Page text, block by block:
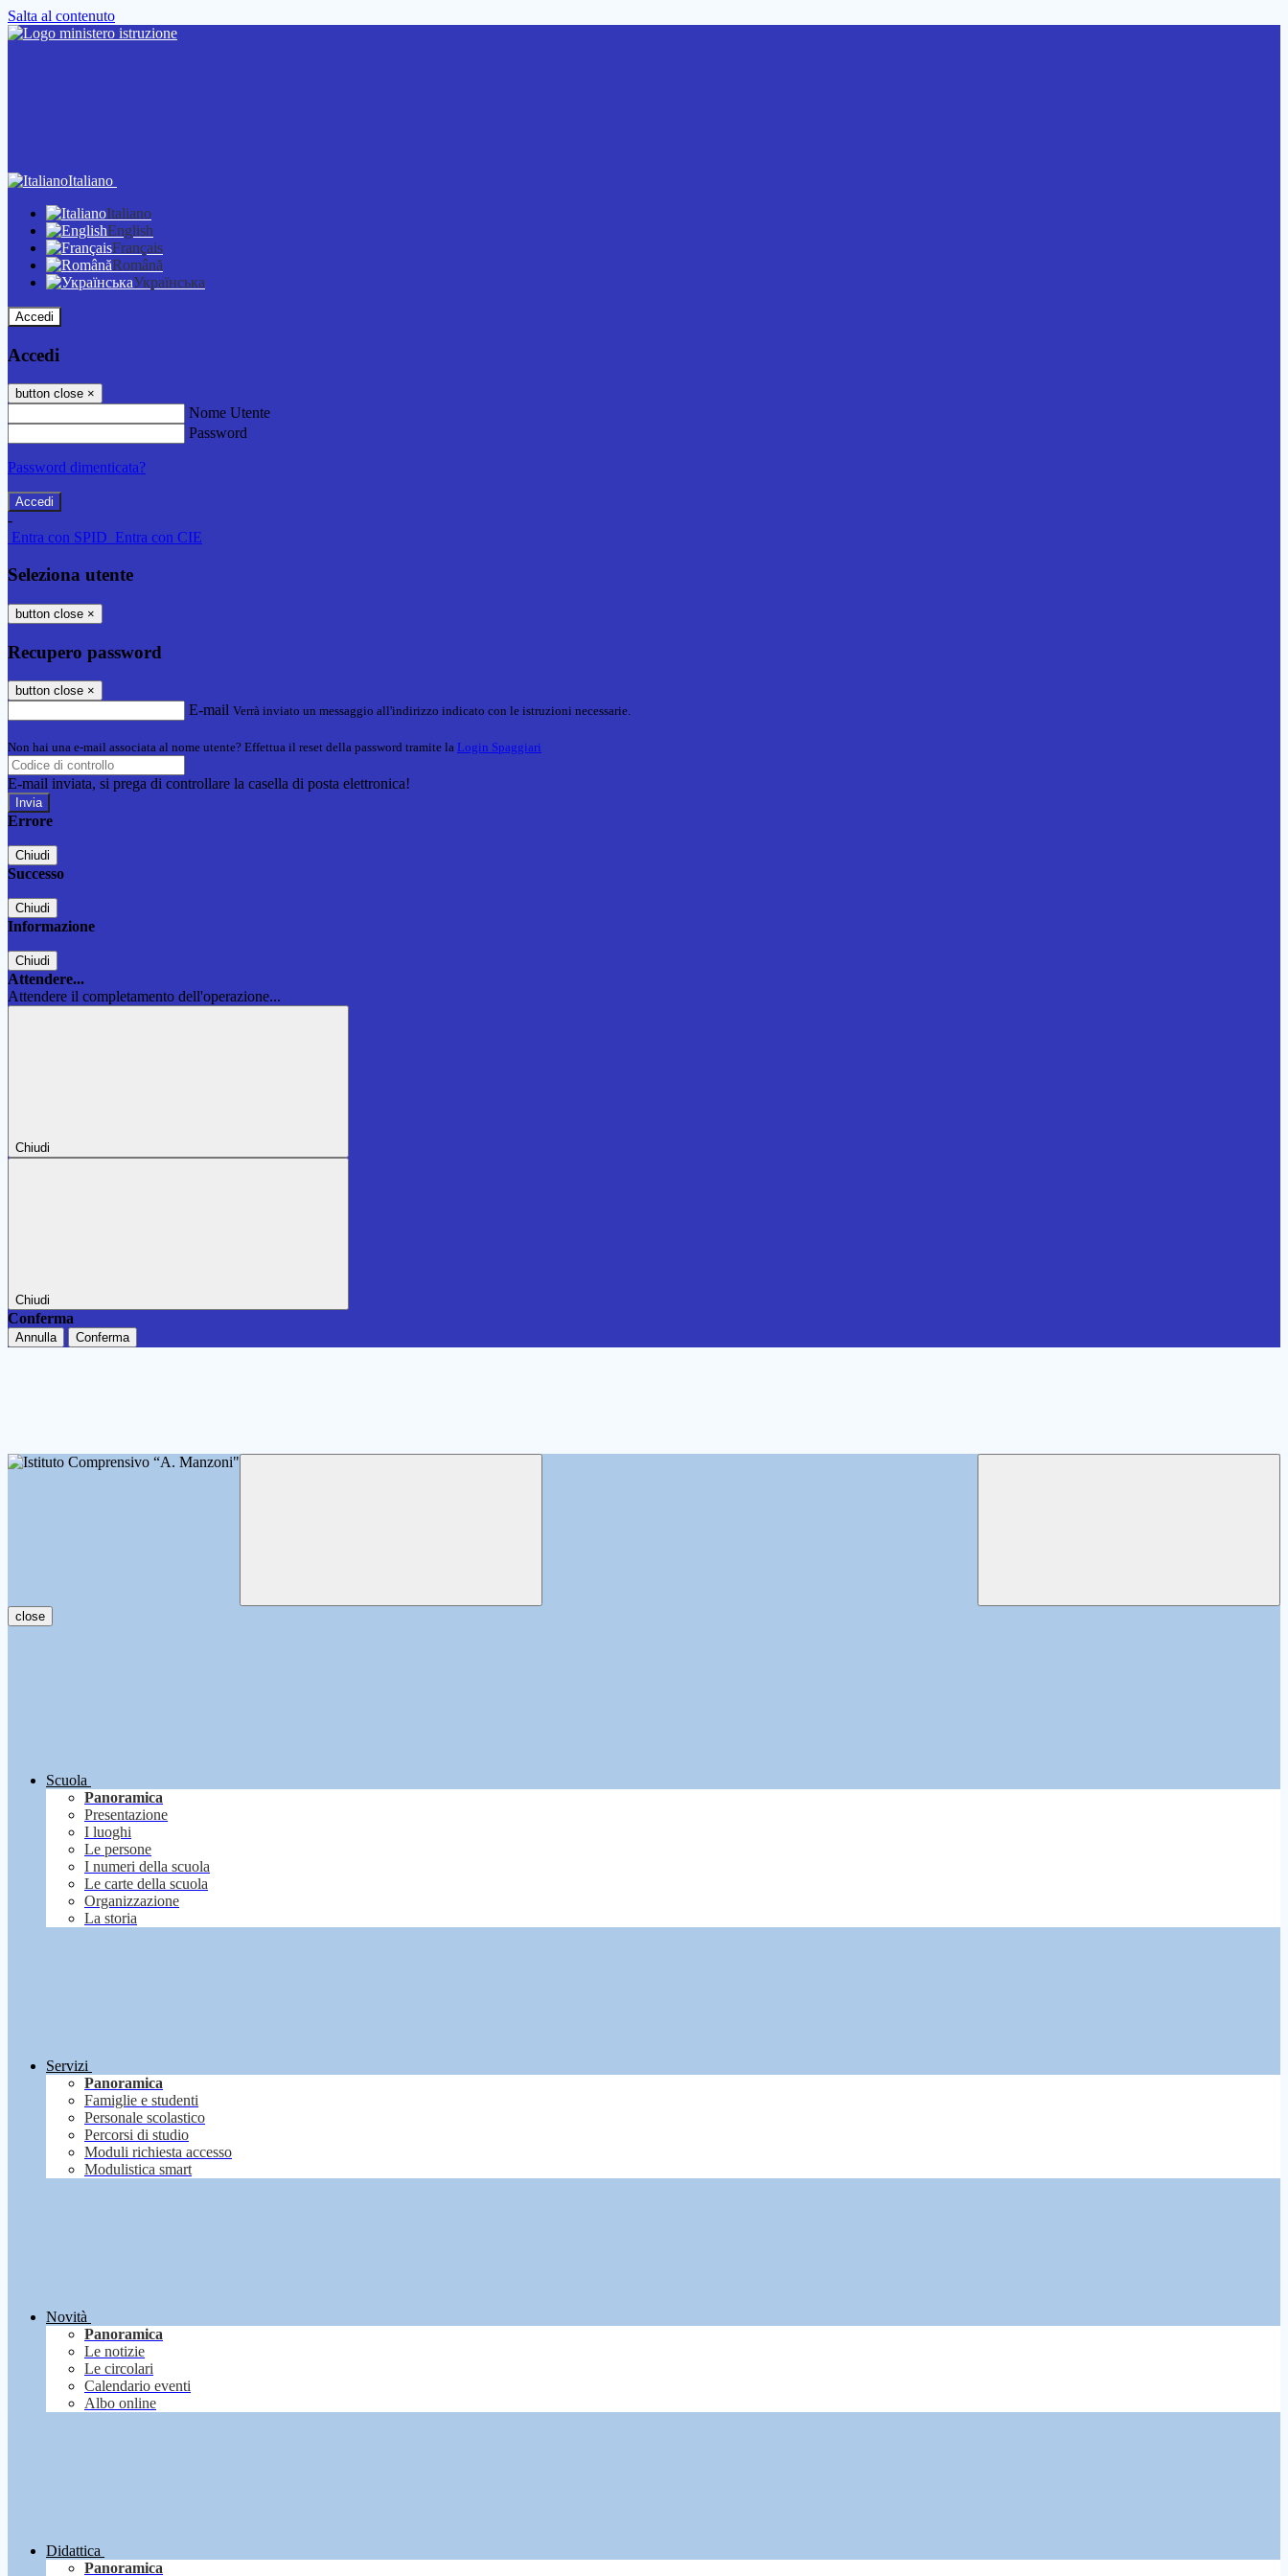
Salta al contenuto
Italiano
Italiano
English
Français
Română
Українська
Accedi
Accedi
button close ×
Nome Utente
Password
Password dimenticata?
-
Entra con SPID Entra con CIE
Seleziona utente
button close ×
Recupero password
button close ×
E-mail Verrà inviato un messaggio all'indirizzo indicato con le istruzioni necessarie.
Non hai una e-mail associata al nome utente? Effettua il reset della password tramite la Login Spaggiari
E-mail inviata, si prega di controllare la casella di posta elettronica!
Errore
Chiudi
Successo
Chiudi
Informazione
Chiudi
Attendere...
Attendere il completamento dell'operazione...
Chiudi
Chiudi
Conferma
Annulla Conferma
close
Scuola
Panoramica
Presentazione
I luoghi
Le persone
I numeri della scuola
Le carte della scuola
Organizzazione
La storia
Servizi
Panoramica
Famiglie e studenti
Personale scolastico
Percorsi di studio
Moduli richiesta accesso
Modulistica smart
Novità
Panoramica
Le notizie
Le circolari
Calendario eventi
Albo online
Didattica
Panoramica